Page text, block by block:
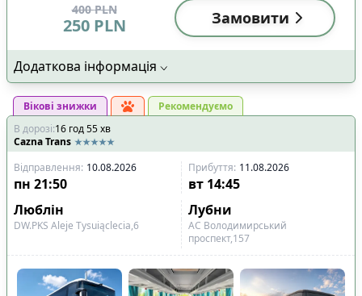
400 PLN
250 PLN Замовити
Додаткова інформація
Вікові знижки
Рекомендуємо
В дорозі:16 год55хв
Cazna Trans
Відправлення: 10.08.2026 Прибуття: 11.08.2026
пн 21:50 вт 14:45
Люблін
Лубни
DW.PKS Aleje Tysuiąclecia,6
АС Володимирський
проспект,157